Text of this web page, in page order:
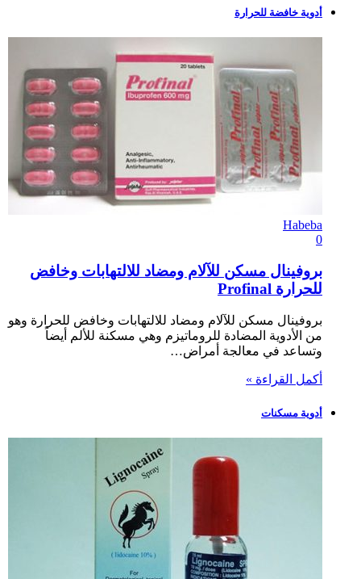
أدوية خافضة للحرارة
Habeba
0
بروفينال مسكن للآلام ومضاد للالتهابات وخافض
للحرارة Profinal
بروفينال مسكن للآلام ومضاد للالتهابات وخافض للحرارة وهو
من الأدوية المضادة للروماتيزم وهي مسكنة للألم أيضاً
وتساعد في معالجة أمراض…
أكمل القراءة »
أدوية مسكنات